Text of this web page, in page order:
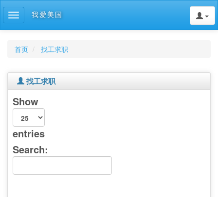
Toggle
navigation
我爱美国
首页 找工求职
找工求职
Show
entries
Search: